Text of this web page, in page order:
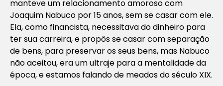
manteve um relacionamento amoroso com
Joaquim Nabuco por 15 anos, sem se casar com ele.
Ela, como financista, necessitava do dinheiro para
ter sua carreira, e propôs se casar com separação
de bens, para preservar os seus bens, mas Nabuco
não aceitou, era um ultraje para a mentalidade da
época, e estamos falando de meados do século XIX.